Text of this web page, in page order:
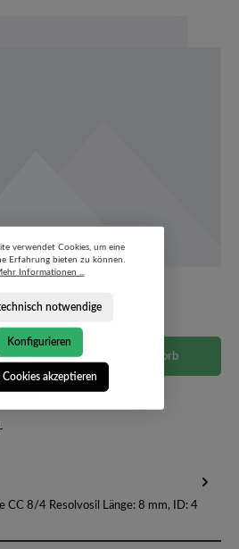
Wert ein oder benutze die Schaltflächen um die
In den Warenkorb
CC 8/4 Resolvosil Länge: 8 mm, ID: 4
verwendet Cookies, um eine
Erfahrung bieten zu können.
Informationen ...
notwendige
Konfigurieren
Cookies akzeptieren